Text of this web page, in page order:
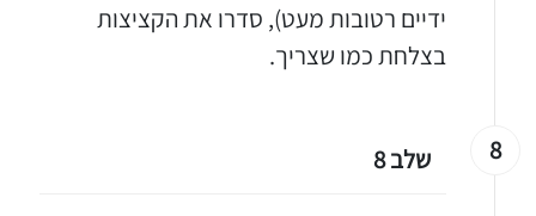
ידיים רטובות מעט), סדרו את הקציצות
בצלחת כמו שצריך.
8 שלב 8